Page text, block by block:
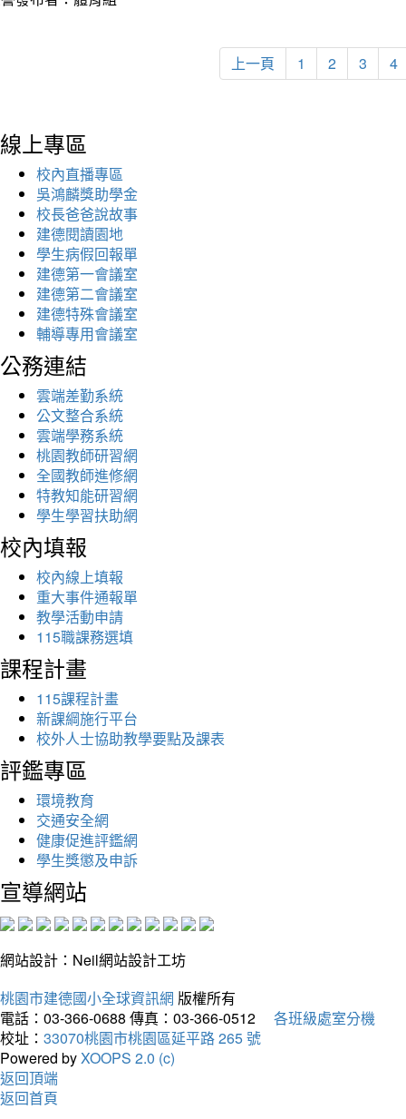
上一頁 1 2 3 4
線上專區
校內直播專區
吳鴻麟獎助學金
校長爸爸說故事
建德閱讀園地
學生病假回報單
建德第一會議室
建德第二會議室
建德特殊會議室
輔導專用會議室
公務連結
雲端差勤系統
公文整合系統
雲端學務系統
桃園教師研習網
全國教師進修網
特教知能研習網
學生學習扶助網
校內填報
校內線上填報
重大事件通報單
教學活動申請
115職課務選填
課程計畫
115課程計畫
新課綱施行平台
校外人士協助教學要點及課表
評鑑專區
環境教育
交通安全網
健康促進評鑑網
學生獎懲及申訴
宣導網站
網站設計：Neil網站設計工坊
桃園市建德國小全球資訊網 版權所有
電話：03-366-0688 傳真：03-366-0512
各班級處室分機
校址： 33070桃園市桃園區延平路 265 號
Powered byXOOPS 2.0 (c)
返回頂端
返回首頁